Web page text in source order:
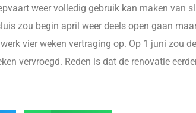
weer volledig gebruik kan maken van
zou begin april weer deels open gaan
vier weken vertraging op. Op 1 juni zou
vervroegd. Reden is dat de renovatie